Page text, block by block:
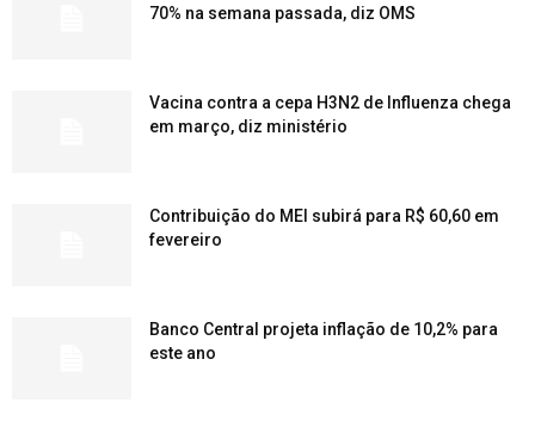
70% na semana passada, diz OMS
Vacina contra a cepa H3N2 de Influenza chega
em março, diz ministério
Contribuição do MEI subirá para R$ 60,60 em
fevereiro
Banco Central projeta inflação de 10,2% para
este ano